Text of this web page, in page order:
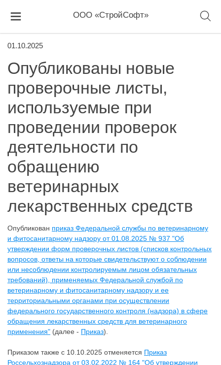
ООО «СтройСофт»
01.10.2025
Опубликованы новые
проверочные листы,
используемые при
проведении проверок
деятельности по
обращению
ветеринарных
лекарственных средств
Опубликован приказ Федеральной службы по ветеринарному
и фитосанитарному надзору от 01.08.2025 № 937 "Об
утверждении форм проверочных листов (списков контрольных
вопросов, ответы на которые свидетельствуют о соблюдении
или несоблюдении контролируемым лицом обязательных
требований), применяемых Федеральной службой по
ветеринарному и фитосанитарному надзору и ее
территориальными органами при осуществлении
федерального государственного контроля (надзора) в сфере
обращения лекарственных средств для ветеринарного
применения" (далее - Приказ).
Приказом также с 10.10.2025 отменяется Приказ
Россельхознадзора от 03.02.2022 № 164 "Об утверждении